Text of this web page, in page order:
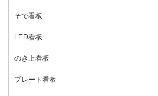
そで看板
LED看板
のき上看板
プレート看板